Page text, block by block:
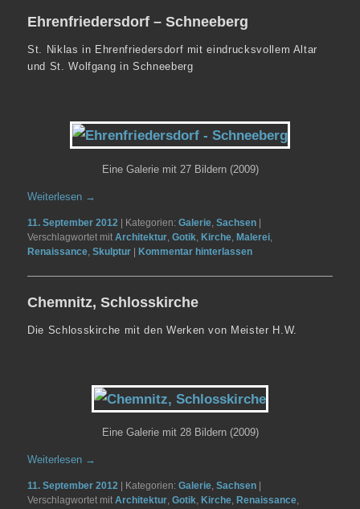
Ehrenfriedersdorf – Schneeberg
St. Niklas in Ehrenfriedersdorf mit eindrucksvollem Altar
und St. Wolfgang in Schneeberg
Eine Galerie mit 27 Bildern (2009)
Weiterlesen →
11. September 2012 | Kategorien:Galerie ,Sachsen |
Verschlagwortet mit Architektur ,Gotik ,Kirche ,Malerei
Renaissance ,Skulptur |Kommentar hinterlassen
Chemnitz, Schlosskirche
Die Schlosskirche mit den Werken von Meister H.W.
Eine Galerie mit 28 Bildern (2009)
Weiterlesen →
11. September 2012 Kategorien:Galerie,Sachsen
Verschlagwortet mit Architektur,Gotik, Kirche, Renaissance,